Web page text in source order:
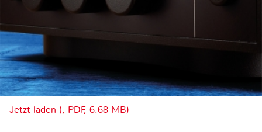
Jetzt laden (, PDF, 6.68 MB)